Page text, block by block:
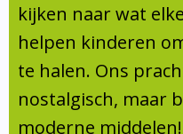
Leerlingenzorg
Centrum Jeugd
Schoollogopedie
Schooltijden
Absentie
Formulieren
Klachtenregeling
kijken naar wat
helpen kinderen
te halen. Ons
nostalgisch, maar
moderne